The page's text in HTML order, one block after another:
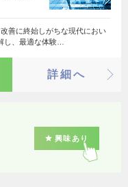
善に終始しがちな現代におい
し、最適な体験…
詳細へ
興味あり